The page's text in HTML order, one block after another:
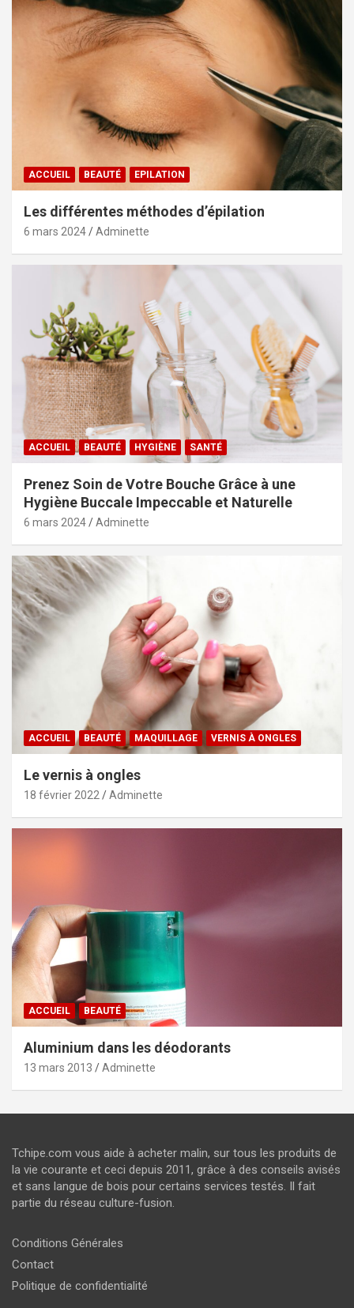
ACCUEIL BEAUTÉ EPILATION
Les différentes méthodes d’épilation
6 mars 2024 Adminette
ACCUEIL BEAUTÉ HYGIÈNE SANTÉ
Prenez Soin de Votre Bouche Grâce à une
Hygiène Buccale Impeccable et Naturelle
6 mars 2024 Adminette
ACCUEIL BEAUTÉ MAQUILLAGE VERNIS À ONGLES
Le vernis à ongles
18 février 2022 Adminette
ACCUEIL BEAUTÉ
Aluminium dans les déodorants
13 mars 2013 Adminette
Tchipe.com vous aide à acheter malin, sur tous les produits de
la vie courante et ceci depuis 2011, grâce à des conseils avisés
et sans langue de bois pour certains services testés. Il fait
partie du réseau culture-fusion.
Conditions Générales
Contact
Politique de confidentialité